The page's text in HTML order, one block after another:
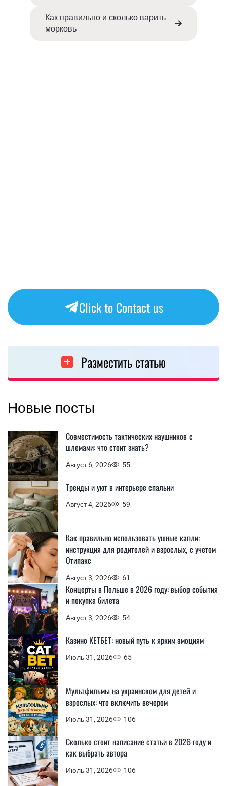
Как правильно и сколько варить
морковь
Click to Contact us
Разместить статью
Новые посты
Август 6, 2026 55
Совместимость тактических наушников с
шлемами: что стоит знать?
Август 4, 2026 59
Тренды и уют в интерьере спальни
Август 3, 2026 61
Как правильно использовать ушные капли:
инструкция для родителей и взрослых, с учетом
Отипакс
Август 3, 2026 54
Концерты в Польше в 2026 году: выбор события
и покупка билета
Июль 31, 2026 65
Казино КЕТБЕТ: новый путь к ярким эмоциям
Июль 31, 2026 106
Мультфильмы на украинском для детей и
взрослых: что включить вечером
Июль 31, 2026 106
Сколько стоит написание статьи в 2026 году и
как выбрать автора